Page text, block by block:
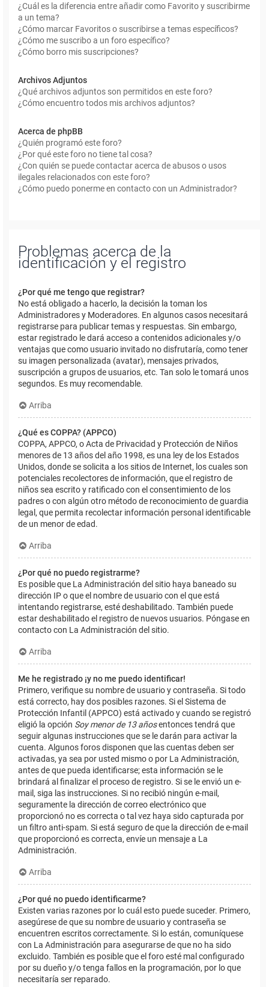
¿Cuál es la diferencia entre añadir como Favorito y suscribirme
a un tema?
¿Cómo marcar Favoritos o suscribirse a temas específicos?
¿Cómo me suscribo a un foro específico?
¿Cómo borro mis suscripciones?
Archivos Adjuntos
¿Qué archivos adjuntos son permitidos en este foro?
¿Cómo encuentro todos mis archivos adjuntos?
Acerca de phpBB
¿Quién programó este foro?
¿Por qué este foro no tiene tal cosa?
¿Con quién se puede contactar acerca de abusos o usos
ilegales relacionados con este foro?
¿Cómo puedo ponerme en contacto con un Administrador?
Problemas acerca de la
identificación y el registro
¿Por qué me tengo que registrar?
No está obligado a hacerlo, la decisión la toman los
Administradores y Moderadores. En algunos casos necesitará
registrarse para publicar temas y respuestas. Sin embargo,
estar registrado le dará acceso a contenidos adicionales y/o
ventajas que como usuario invitado no disfrutaría, como tener
su imagen personalizada (avatar), mensajes privados,
suscripción a grupos de usuarios, etc. Tan solo le tomará unos
segundos. Es muy recomendable.
Arriba
¿Qué es COPPA? (APPCO)
COPPA, APPCO, o Acta de Privacidad y Protección de Niños
menores de 13 años del año 1998, es una ley de los Estados
Unidos, donde se solicita a los sitios de Internet, los cuales son
potenciales recolectores de información, que el registro de
niños sea escrito y ratificado con el consentimiento de los
padres o con algún otro método de reconocimiento de guardia
legal, que permita recolectar información personal identificable
de un menor de edad.
Arriba
¿Por qué no puedo registrarme?
Es posible que La Administración del sitio haya baneado su
dirección IP o que el nombre de usuario con el que está
intentando registrarse, esté deshabilitado. También puede
estar deshabilitado el registro de nuevos usuarios. Póngase en
contacto con La Administración del sitio.
Arriba
Me he registrado ¡y no me puedo identificar!
Primero, verifique su nombre de usuario y contraseña. Si todo
está correcto, hay dos posibles razones. Si el Sistema de
Protección Infantil (APPCO) está activado y cuando se registró
eligió la opción Soy menor de 13 añosentonces tendrá que
seguir algunas instrucciones que se le darán para activar la
cuenta. Algunos foros disponen que las cuentas deben ser
activadas, ya sea por usted mismo o por La Administración,
antes de que pueda identificarse; esta información se le
brindará al finalizar el proceso de registro. Si se le envió un e-
mail, siga las instrucciones. Si no recibió ningún e-mail,
seguramente la dirección de correo electrónico que
proporcionó no es correcta o tal vez haya sido capturada por
un filtro anti-spam. Si está seguro de que la dirección de e-mail
que proporcionó es correcta, envíe un mensaje a La
Administración.
Arriba
¿Por qué no puedo identificarme?
Existen varias razones por lo cuál esto puede suceder. Primero,
asegúrese de que su nombre de usuario y contraseña se
encuentren escritos correctamente. Si lo están, comuníquese
con La Administración para asegurarse de que no ha sido
excluido. También es posible que el foro esté mal configurado
por su dueño y/o tenga fallos en la programación, por lo que
necesitaría ser reparado.